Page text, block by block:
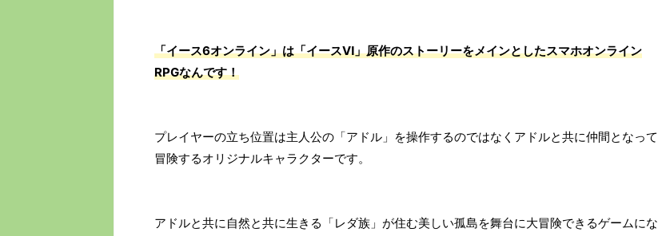
「イース6オンライン」は「イースⅥ」原作のストーリーをメインとしたスマホオンライン
RPGなんです！
プレイヤーの立ち位置は主人公の「アドル」を操作するのではなくアドルと共に仲間となって
冒険するオリジナルキャラクターです。
アドルと共に自然と共に生きる「レダ族」が住む美しい孤島を舞台に大冒険できるゲームにな